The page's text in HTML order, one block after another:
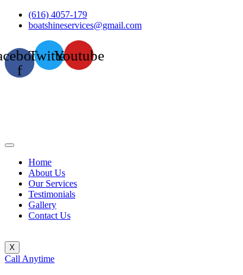
Skip
(616) 4057-179
boatshineservices@gmail.com
f
TwitterYoutube
Home
About Us
Our Services
Testimonials
Gallery
Contact Us
X
Call Anytime